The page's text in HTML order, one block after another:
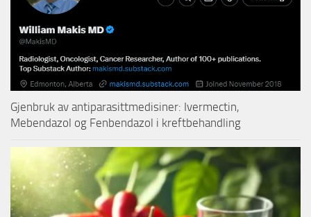
Gjenbruk av antiparasittmedisiner: Ivermectin,
Mebendazol og Fenbendazol i kreftbehandling